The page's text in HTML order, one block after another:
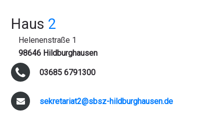
Haus 2
Helenenstraße 1
98646 Hildburghausen
03685 6791300
sekretariat2@sbsz-hildburghausen.de